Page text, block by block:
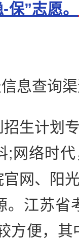
”志愿。
息查询渠
计划专
;网络时
网、阳
。江苏省
方便，其